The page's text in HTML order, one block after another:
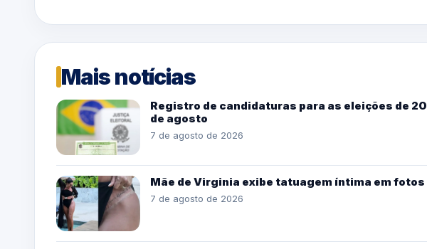
Mais notícias
Registro de candidaturas para as eleições de
de agosto
7 de agosto de 2026
Mãe de Virginia exibe tatuagem íntima em
7 de agosto de 2026